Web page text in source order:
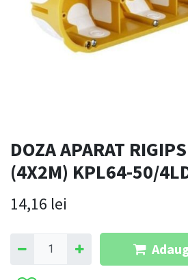
DOZA APARAT
(4X2M) KPL64-50/
14,16 lei